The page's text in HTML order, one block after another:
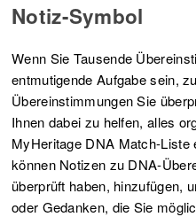
Notiz-Symbol
Wenn Sie Tausende
entmutigende Aufgabe sein,
Übereinstimmungen Sie
Ihnen dabei zu helfen, alles
MyHeritage DNA Match-Liste
können Notizen zu DNA-
überprüft haben, hinzufügen,
oder Gedanken, die Sie